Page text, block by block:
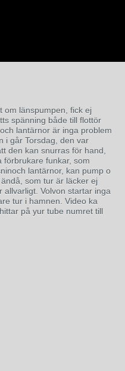
om länspumpen, fick ej
spänning både till flottör
lantärnor är inga problem
i går Torsdag, den var
den kan snurras för hand,
förbrukare funkar, som
lantärnor, kan pump o
som tur är läcker ej
allvarligt. Volvon startar inga
tur i hamnen. Video ka
på yur tube numret till